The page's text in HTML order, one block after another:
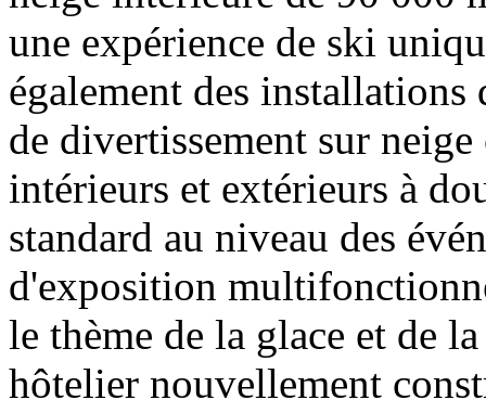
une expérience de ski
également des installations
de divertissement sur
intérieurs et extérieurs à
standard au niveau des
d'exposition
le thème de la glace et de
hôtelier nouvellement